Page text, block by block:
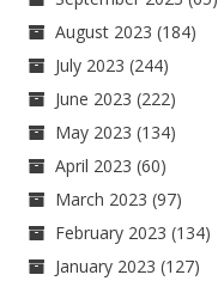
August 2023 (184)
July 2023 (244)
June 2023 (222)
May 2023 (134)
April 2023 (60)
March 2023 (97)
February 2023 (134)
January 2023 (127)